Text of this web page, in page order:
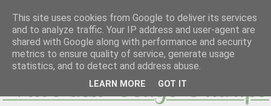
This site uses cookies from Google to deliver its services
and to analyze traffic. Your IP address and user-agent are
shared with Google along with performance and security
metrics to ensure quality of service, generate usage
statistics, and to detect and address abuse.
LEARN MORE GOT IT